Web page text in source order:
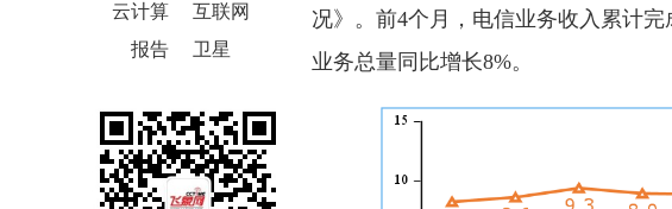
云计算
互联网
报告
卫星
况》。前4个月，电信业务收入累计
业务总量同比增长8%。